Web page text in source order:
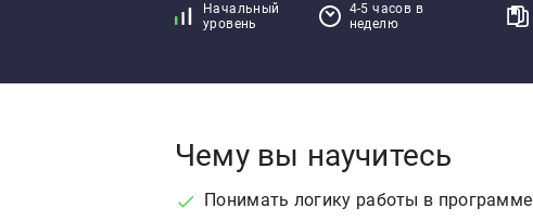
Начальный
уровень
4-5 часов в
неделю
Чему вы научитесь
Понимать логику работы в программе